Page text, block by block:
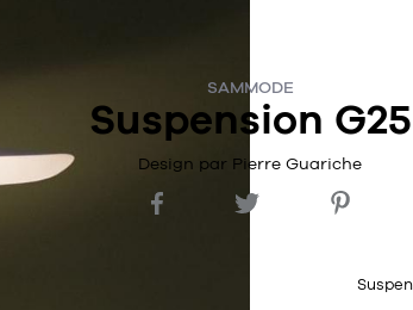
SAMMODE
Suspension G25
Design par Pierre Guariche